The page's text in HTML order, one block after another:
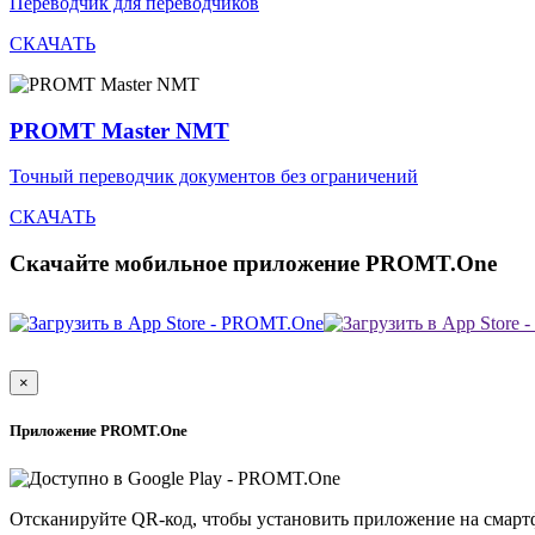
СКАЧАТЬ
PROMT Master NMT
Точный переводчик документов без ограничений
СКАЧАТЬ
Скачайте мобильное приложение PROMT.One
×
Приложение PROMT.One
Отсканируйте QR-код, чтобы установить приложение на